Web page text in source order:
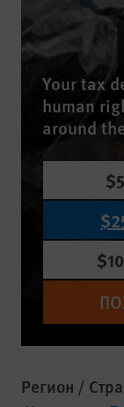
Your tax
human
around
Регион /